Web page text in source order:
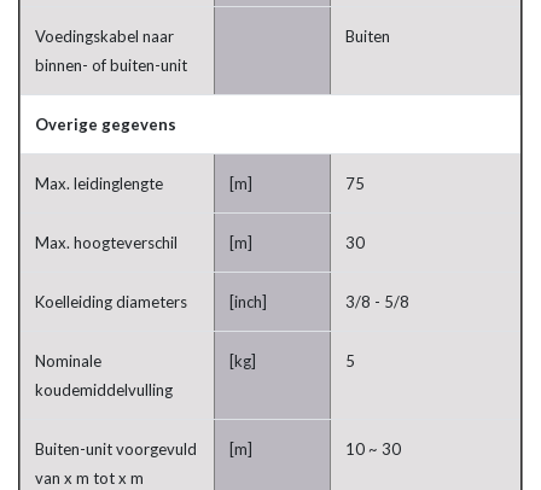
Voedingskabel naar
binnen- of buiten-unit
Buiten
Overige gegevens
Max. leidinglengte [m] 75
Max. hoogteverschil [m] 30
Koelleiding diameters [inch] 3/8 - 5/8
Nominale
koudemiddelvulling
[kg] 5
Buiten-unit voorgevuld
van x m tot x m
[m] 10 ~ 30